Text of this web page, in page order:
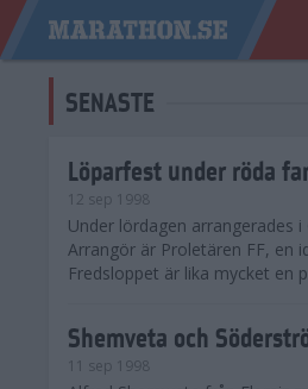
SENASTE
Löparfest under röda
12 sep 1998
Under lördagen arrangerades
Arrangör är Proletären FF, en
Fredsloppet är lika mycket en
Shemveta och
11 sep 1998